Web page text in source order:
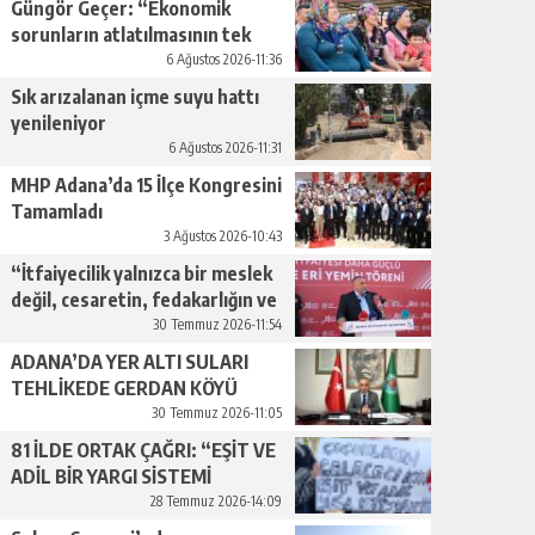
Güngör Geçer: “Ekonomik
sorunların atlatılmasının tek
yolu üretimi artırmaktan
geçiyor.”
6 Ağustos 2026-11:36
Sık arızalanan içme suyu hattı
yenileniyor
6 Ağustos 2026-11:31
MHP Adana’da 15 İlçe Kongresini
Tamamladı
3 Ağustos 2026-10:43
“İtfaiyecilik yalnızca bir meslek
değil, cesaretin, fedakarlığın ve
insan sevgisinin en güçlü
temsilidir.”
30 Temmuz 2026-11:54
ADANA’DA YER ALTI SULARI
TEHLİKEDE GERDAN KÖYÜ
SANAYİ SUYU CENDERESİNDE
30 Temmuz 2026-11:05
81 İLDE ORTAK ÇAĞRI: “EŞİT VE
ADİL BİR YARGI SİSTEMİ
28 Temmuz 2026-14:09